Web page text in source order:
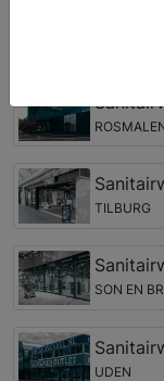
TILBURG
SON EN
UDEN